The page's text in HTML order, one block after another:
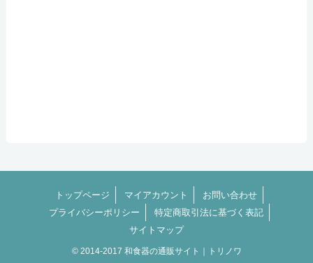
トップページ マイアカウント
お問い合わせ
プライバシーポリシー
特定商取引法に基づく表記
サイトマップ
© 2014-2017 和食器の通販サイト｜トリノワ